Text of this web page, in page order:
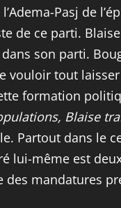
Pasj de
de ce parti.
son parti.
vouloir tout
formation
Blaise
Partout dans le
lui-même est
mandatures